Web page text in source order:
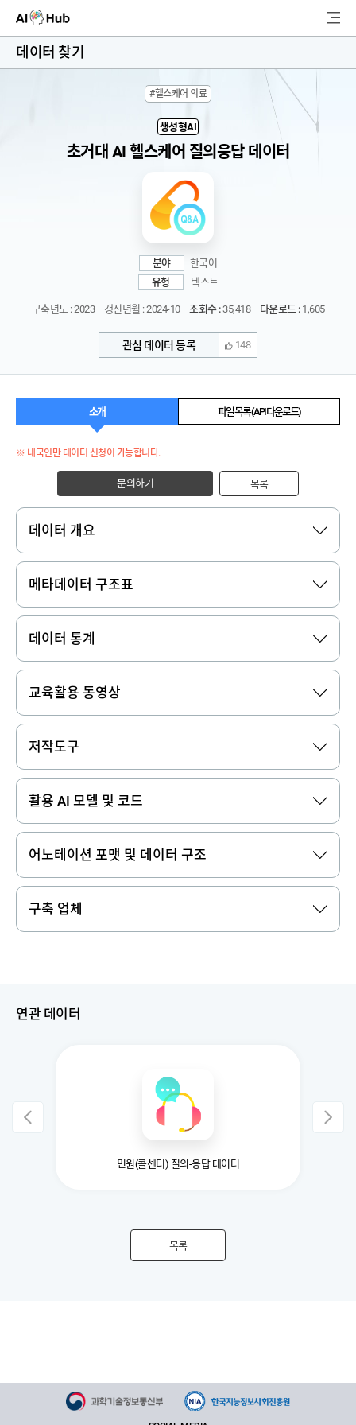
AI-Hub
AI 데이터찾기
AI 개발지원
색
데이터 찾기
#헬스케어 의료
생성형AI
초거대 AI 헬스케어 질의응답 데이터
분야
한국어
유형
텍스트
구축년도 : 2023 갱신년월 : 2024-10 조회수 :35,418 다운로드 :1,605
관심 데이터 등록 148
소개 파일 목록 (API 다운로드)
※ 내국인만 데이터 신청이 가능합니다.
문의하기 목록
데이터 개요
메타데이터 구조표
데이터 통계
교육활용 동영상
저작도구
활용 AI 모델 및 코드
어노테이션 포맷 및 데이터 구조
구축 업체
연관 데이터
민원(콜센터) 질의-응답 데이터
목록